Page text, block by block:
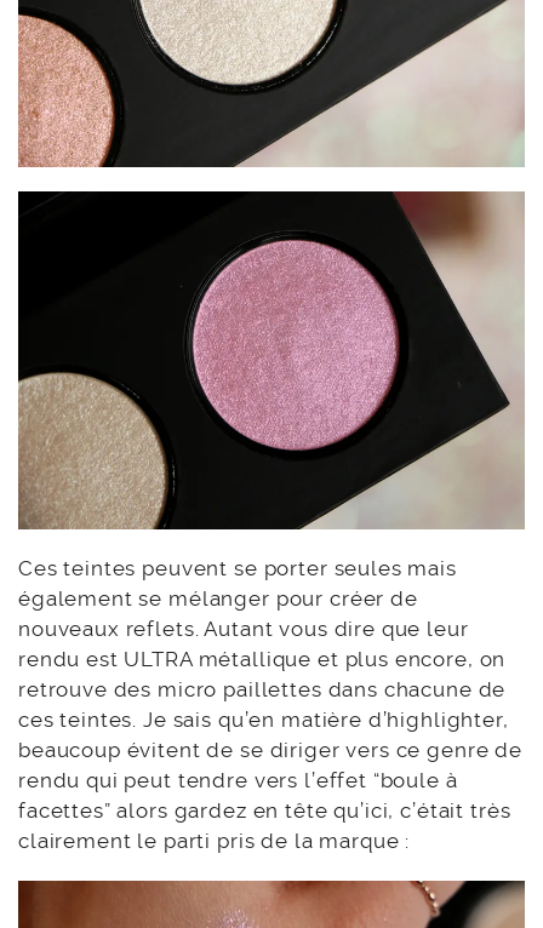
Ces teintes peuvent se porter seules mais
également se mélanger pour créer de
nouveaux reflets. Autant vous dire que leur
rendu est ULTRA métallique et plus encore, on
retrouve des micro paillettes dans chacune de
ces teintes. Je sais qu’en matière d’highlighter,
beaucoup évitent de se diriger vers ce genre de
rendu qui peut tendre vers l’effet “boule à
facettes” alors gardez en tête qu’ici, c’était très
clairement le parti pris de la marque :